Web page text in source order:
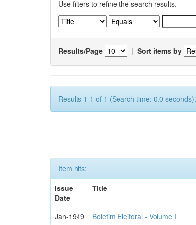
Use filters to refine the search results.
Results/Page | Sort items by
Results 1-1 of 1 (Search time: 0.0 seconds).
Item hits:
Issue
Date
Title
Jan-1949 Boletim Eleitoral - Volume I